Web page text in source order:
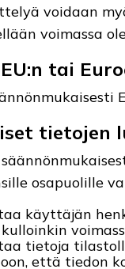
voidaan
voimassa
tai
tietojen
osapuolille
käyttäjän
tietoja
että tiedon